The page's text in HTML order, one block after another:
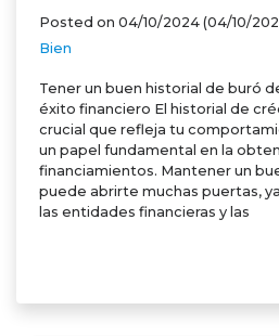
Posted on 04/10/2024 (04/10/
Bien
Tener un buen historial de buró
éxito financiero El historial de
crucial que refleja tu
un papel fundamental en la
financiamientos. Mantener un
puede abrirte muchas puertas,
las entidades financieras y las